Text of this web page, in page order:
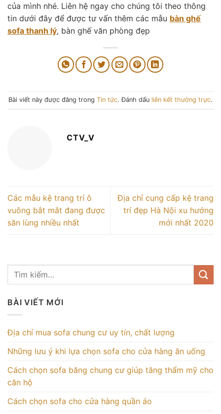
của mình nhé. Liên hệ ngay cho chúng tôi theo thông
tin dưới đây để được tư vấn thêm các mẫu bàn ghế
sofa thanh lý, bàn ghế văn phòng đẹp
Bài viết này được đăng trong Tin tức. Đánh dấu liên kết thường trực.
CTV_V
Các mẫu kệ trang trí ô
vuông bắt mắt đang được
săn lùng nhiều nhất
Địa chỉ cung cấp kệ trang
trí đẹp Hà Nội xu hướng
mới nhất 2020
BÀI VIẾT MỚI
Địa chỉ mua sofa chung cư uy tín, chất lượng
Những lưu ý khi lựa chọn sofa cho cửa hàng ăn uống
Cách chọn sofa băng chung cư giúp tăng thẩm mỹ cho
căn hộ
Cách chọn sofa cho cửa hàng quần áo